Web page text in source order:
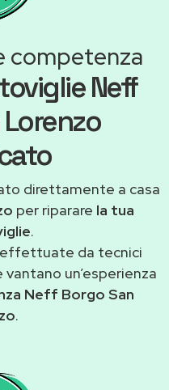
competenza
Neff
direttamente a casa
per riparare la tua
.
da tecnici
un’esperienza
Neff Borgo San
.